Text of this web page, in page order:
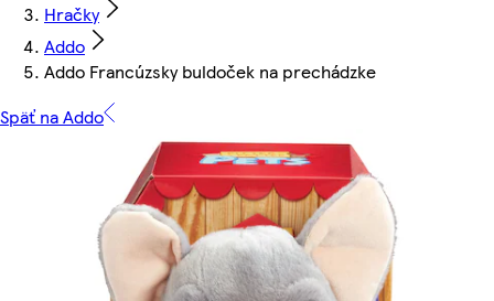
Hračky
Addo
Addo Francúzsky buldoček na prechádzke
Späť na Addo